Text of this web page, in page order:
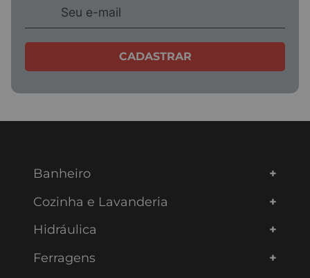
CADASTRAR
Banheiro
Cozinha e Lavanderia
Hidráulica
Ferragens